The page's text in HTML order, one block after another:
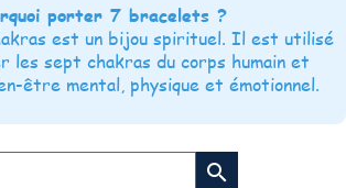
porter 7 bracelets ?
est un bijou spirituel. Il est utilisé
les sept chakras du corps humain et
être mental, physique et émotionnel.
search